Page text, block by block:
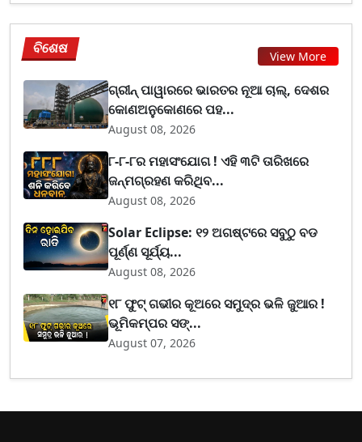
ବିଶେଷ View More
ଗ୍ରୀନ୍ ପାୱାରରେ ଭାରତର ନୂଆ ଚାଲ୍, ଦେଶର
କୋଣଅନୁକୋଣରେ ପହ...
August 08, 2026
୮-୮-୮ର ମହାସଂଯୋଗ ! ଏହି ୩ଟି ତାରିଖରେ
ଜନ୍ମଗ୍ରହଣ କରିଥିବ...
August 08, 2026
Solar Eclipse: ୧୨ ଅଗଷ୍ଟରେ ସବୁଠୁ ବଡ
ପୂର୍ଣ୍ଣ ସୂର୍ଯ୍ୟ...
August 08, 2026
୧୮ ଫୁଟ୍ ଗଭୀର କୂଅରେ ସମୁଦ୍ର ଭଳି ଜୁଆର !
ଭୂମିକମ୍ପର ସଙ୍...
August 07, 2026